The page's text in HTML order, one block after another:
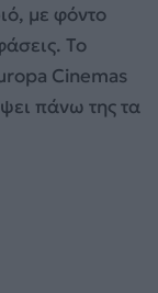
με φόντο
Το
Cinemas
πάνω της τα